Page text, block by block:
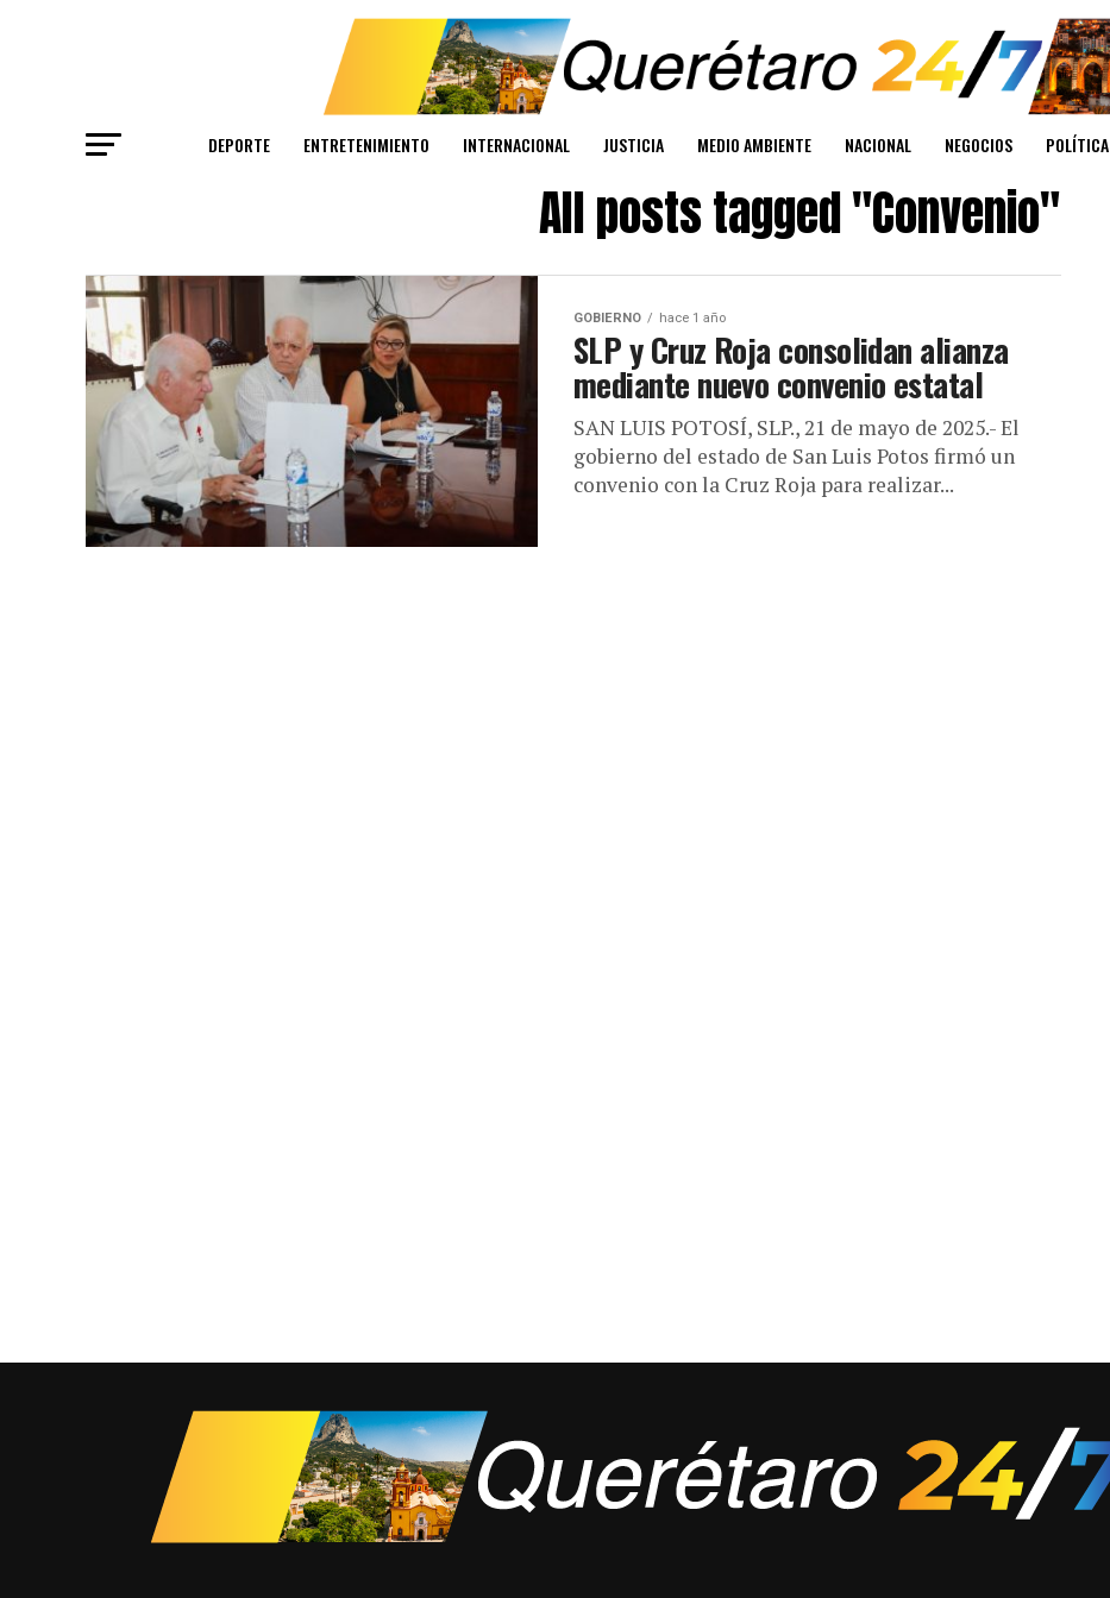
DEPORTE ENTRETENIMIENTO INTERNACIONAL JUSTICIA MEDIO AMBIENTE NACIONAL NEGOCIOS POLÍTICA
All posts tagged "Convenio"
GOBIERNO hace 1 año
SLP y Cruz Roja consolidan alianza
mediante nuevo convenio estatal
SAN LUIS POTOSÍ, SLP., 21 de mayo de 2025.- El
gobierno del estado de San Luis Potos firmó un
convenio con la Cruz Roja para realizar...